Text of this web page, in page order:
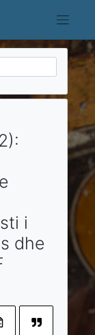
:
i
dhe